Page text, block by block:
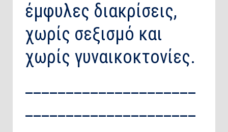
έμφυλες διακρίσεις,
χωρίς σεξισμό και
χωρίς γυναικοκτονίες.